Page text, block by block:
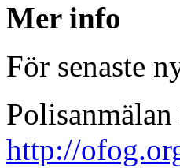
Mer info
För senaste
http://